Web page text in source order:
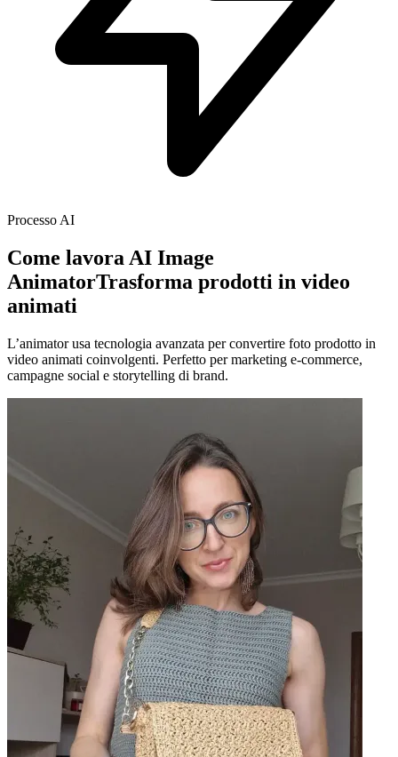
Processo AI
Come lavora AI Image
AnimatorTrasforma prodotti in video
animati
L’animator usa tecnologia avanzata per convertire foto prodotto in
video animati coinvolgenti. Perfetto per marketing e-commerce,
campagne social e storytelling di brand.